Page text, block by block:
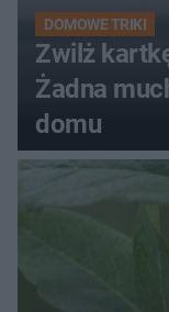
DOMOWE TRIKI
Zwilż
Żadna
domu